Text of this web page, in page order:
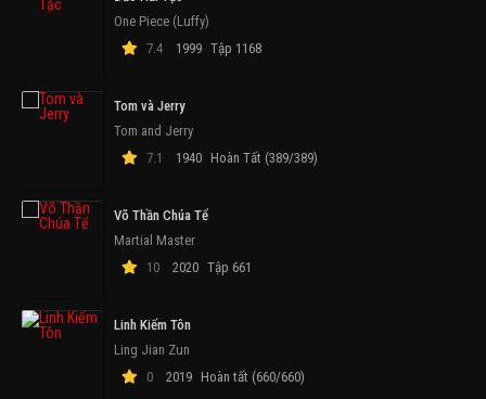
One Piece (Luffy)
7.4
1999 Tập 1168
Tom và Jerry
Tom and Jerry
7.1
1940 Hoàn Tất (389/389)
Võ Thần Chúa Tể
Martial Master
10
2020 Tập 661
Linh Kiếm Tôn
Ling Jian Zun
0
2019 Hoàn tất (660/660)